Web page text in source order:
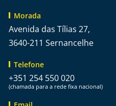
Morada
Avenida das Tílias 27,
3640-211 Sernancelhe
Telefone
+351 254 550 020
(chamada para a rede fixa nacional)